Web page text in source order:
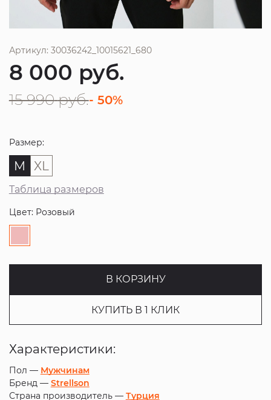
Артикул: 30036242_10015621_680
8 000 руб.
15 990 руб.- 50%
Размер:
M XL
Таблица размеров
Цвет: Розовый
В КОРЗИНУ
КУПИТЬ В 1 КЛИК
Характеристики:
Пол — Мужчинам
Бренд — Strellson
Страна производитель — Турция